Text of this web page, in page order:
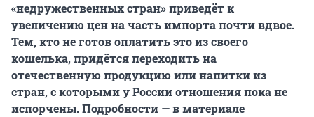
«недружественных стран» приведёт к
увеличению цен на часть импорта почти вдвое.
Тем, кто не готов оплатить это из своего
кошелька, придётся переходить на
отечественную продукцию или напитки из
стран, с которыми у России отношения пока не
испорчены. Подробности — в материале